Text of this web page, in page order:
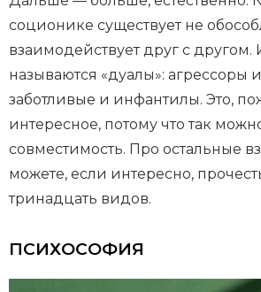
соционике существует не
взаимодействует друг с
называются «дуалы»: агрессоры
заботливые и инфантилы. Это,
интересное, потому что так
совместимость. Про остальные
можете, если интересно,
тринадцать видов.
ПСИХОСОФИЯ